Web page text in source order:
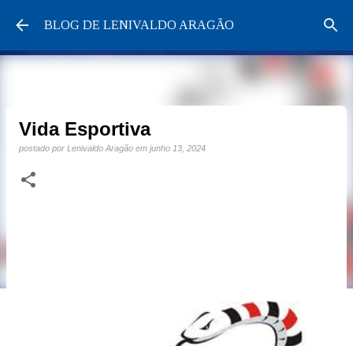
Pular para o conteúdo principal
BLOG DE LENIVALDO ARAGÃO
Vida Esportiva
postado por Lenivaldo Aragão em junho 13, 2024